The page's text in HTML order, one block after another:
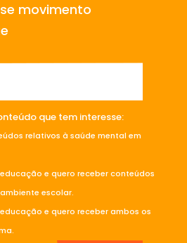
movimento
que tem interesse:
relativos à saúde mental em
e quero receber conteúdos
escolar.
e quero receber ambos os